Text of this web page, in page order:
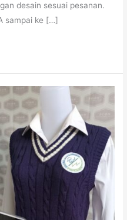
desain sesuai pesanan.
sampai ke […]